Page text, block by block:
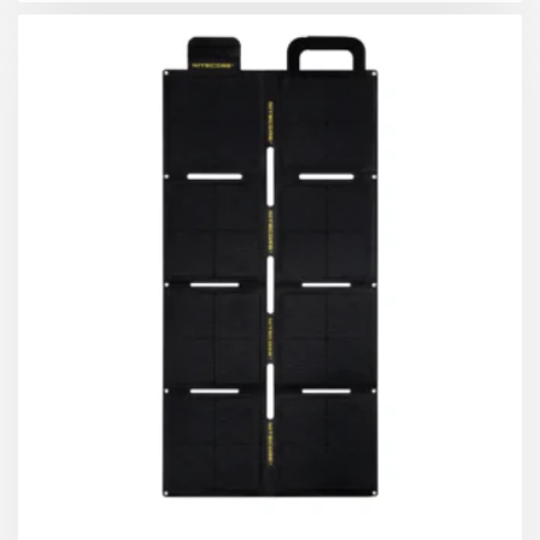
08. Δραστηριότητες στην εξοχή.
Απολαύστε απεριόριστη ισχύ εκτός δικτύου και εν
09. Περιπέτειες οδικών ταξιδιών.
Τροφοδοτήστε το ταξίδι σας ενώ είστε εν κινήσει.
Διαστάσεις ξεδιπλωμένο: 58cm x 143cm x 2,5cm
Διαστάσεις διπλωμένο: 29cm x 34cm x 7cm
Βάρος: 2,1 κιλά
Απόδοση κυψελών: 24%